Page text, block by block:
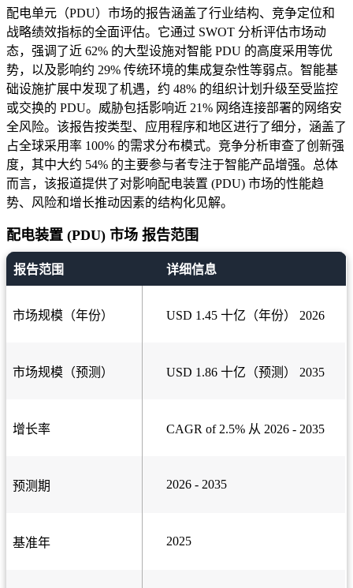
配电单元（PDU）市场的报告涵盖了行业结构、竞争定位和
战略绩效指标的全面评估。它通过 SWOT 分析评估市场动
态，强调了近 62% 的大型设施对智能 PDU 的高度采用等优
势，以及影响约 29% 传统环境的集成复杂性等弱点。智能基
础设施扩展中发现了机遇，约 48% 的组织计划升级至受监控
或交换的 PDU。威胁包括影响近 21% 网络连接部署的网络安
全风险。该报告按类型、应用程序和地区进行了细分，涵盖了
占全球采用率 100% 的需求分布模式。竞争分析审查了创新强
度，其中大约 54% 的主要参与者专注于智能产品增强。总体
而言，该报道提供了对影响配电装置 (PDU) 市场的性能趋
势、风险和增长推动因素的结构化见解。
配电装置 (PDU) 市场 报告范围
报告范围 详细信息
市场规模（年份） USD 1.45 十亿（年份） 2026
市场规模（预测） USD 1.86 十亿（预测） 2035
增长率 CAGR of 2.5% 从 2026 - 2035
预测期 2026 - 2035
基准年 2025